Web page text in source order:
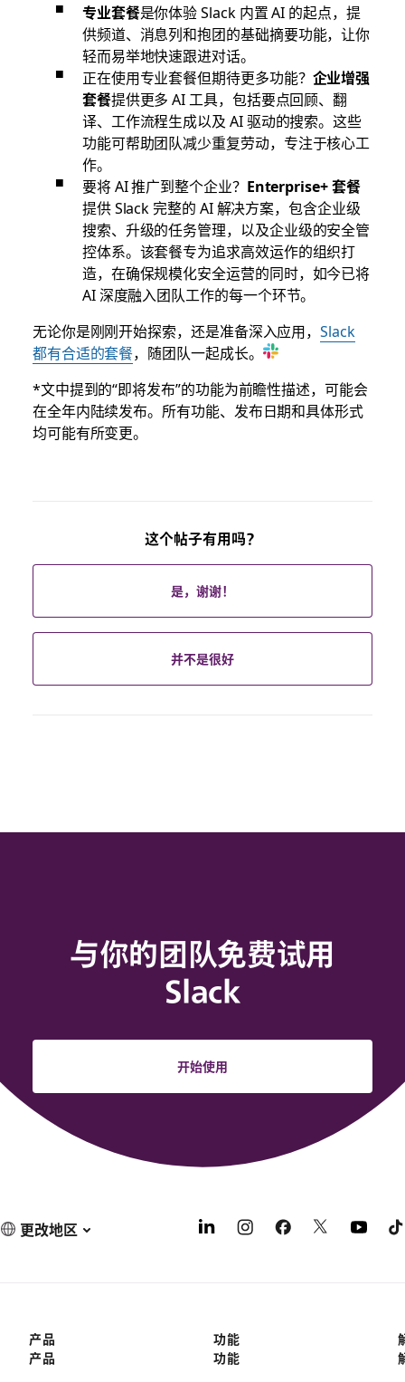
专业套餐是你体验 Slack 内置 AI 的起点，提
供频道、消息列和抱团的基础摘要功能，让你
轻而易举地快速跟进对话。
正在使用专业套餐但期待更多功能？ 企业增强
套餐提供更多 AI 工具，包括要点回顾、翻
译、工作流程生成以及 AI 驱动的搜索。这些
功能可帮助团队减少重复劳动，专注于核心工
作。
要将 AI 推广到整个企业？ Enterprise+ 套餐
提供 Slack 完整的 AI 解决方案，包含企业级
搜索、升级的任务管理，以及企业级的安全管
控体系。该套餐专为追求高效运作的组织打
造，在确保规模化安全运营的同时，如今已将
AI 深度融入团队工作的每一个环节。
无论你是刚刚开始探索，还是准备深入应用，Slack
都有合适的套餐，随团队一起成长。
*文中提到的“即将发布”的功能为前瞻性描述，可能会
在全年内陆续发布。所有功能、发布日期和具体形式
均可能有所变更。
这个帖子有用吗？
是，谢谢！
并不是很好
与你的团队免费试用
Slack
开始使用
更改地区
产品
产品
功能
功能